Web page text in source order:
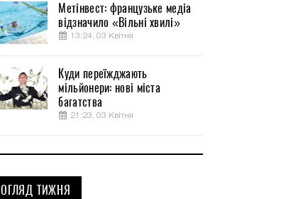
Метінвест: французьке медіа
відзначило «Вільні хвилі»
13:24, 03 Квітня
Куди переїжджають
мільйонери: нові міста
багатства
21:23, 03 Квітня
ОГЛЯД ТИЖНЯ